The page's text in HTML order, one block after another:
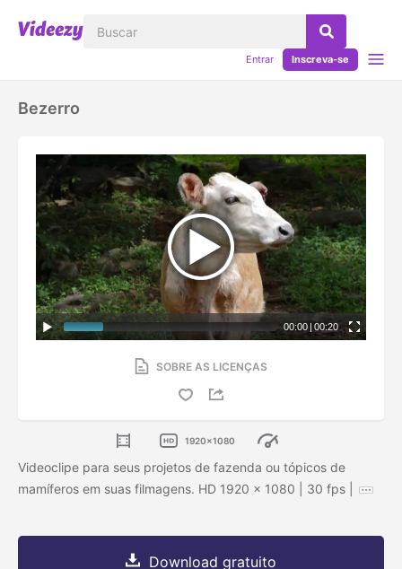
Entrar Inscreva-se
Bezerro
00:00 | 00:20
SOBRE AS LICENÇAS
1920x1080
Videoclipe para seus projetos de fazenda ou tópicos de
mamíferos em suas filmagens. HD 1920 x 1080 | 30 fps |
Download gratuito